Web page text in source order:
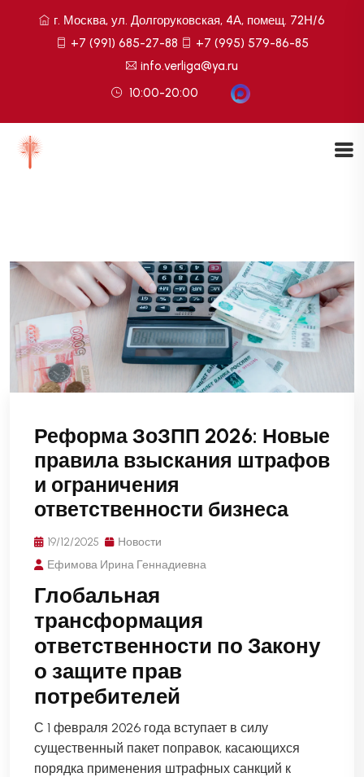
г. Москва, ул. Долгоруковская, 4А, помещ. 72Н/6
+7 (991) 685-27-88
+7 (995) 579-86-85
info.verliga@ya.ru
10:00-20:00
Реформа ЗоЗПП 2026: Новые
правила взыскания штрафов
и ограничения
ответственности бизнеса
19/12/2025
Новости
Ефимова Ирина Геннадиевна
Глобальная
трансформация
ответственности по Закону
о защите прав
потребителей
С 1 февраля 2026 года вступает в силу
существенный пакет поправок, касающихся
порядка применения штрафных санкций к